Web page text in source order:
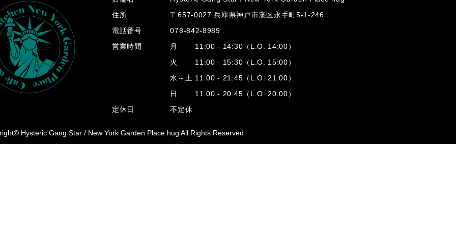
住所
〒657-0027 兵庫県神戸市灘区永手町5-1-246
電話番号
078-842-8989
営業時間
月 11:00 - 14:30（L.O. 14:00）
火 11:00 - 15:30（L.O. 15:00）
水～土 11:00 - 21:45（L.O. 21:00）
日 11:00 - 20:45（L.O. 20:00）
定休日
不定休
Hysteric Gang Star / New York Garden Place hug All Rights Reserved.